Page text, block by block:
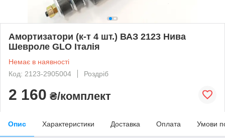
Амортизатори (к-т 4 шт.) ВАЗ 2123 Нива
Шевроле GLO Італія
Немає в наявності
Код: 2123-2905004
Роздріб
2 160 ₴/комплект
Опис Характеристики Доставка Оплата Умови